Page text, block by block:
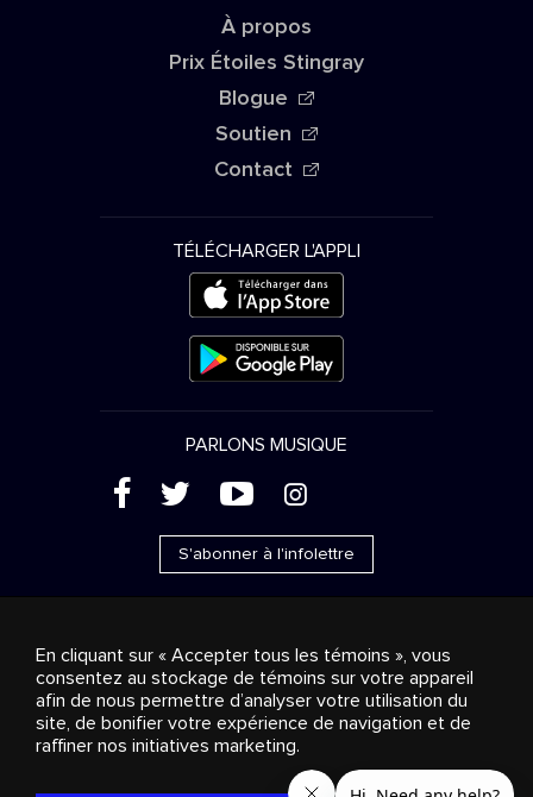
À propos
Prix Étoiles Stingray
Blogue
Soutien
Contact
TÉLÉCHARGER L'APPLI
PARLONS MUSIQUE
( ' + &
S'abonner à l'infolettre
Ventes publicitaires
Diffusion & distribution
Consommateurs
Solutions d’affaires Radio
propos
Cookies settings
© 2018-2025 Groupe Stingray Inc. Tous droits réservés.
, VOS AMBIANCES MUSICALES et les autres
En cliquant sur « Accepter tous les témoins », vous
consentez au stockage de témoins sur votre appareil
afin de nous permettre d’analyser votre utilisation du
site, de bonifier votre expérience de navigation et de
raffiner nos initiatives marketing.